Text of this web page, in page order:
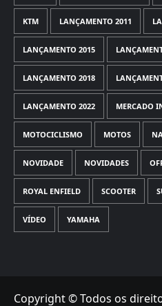
KTM LANÇAMENTO 2011
LANÇAMENTO 2015
LANÇAMENTO 2018
LANÇAMENTO 2022 MERCADO
MOTOCICLISMO MOTOS
NOVIDADE NOVIDADES
ROYAL ENFIELD SCOOTER
VÍDEO YAMAHA
Copyright © Todos os